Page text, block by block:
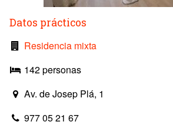
Datos prácticos
Residencia mixta
142 personas
Av. de Josep Plá, 1
977 05 21 67